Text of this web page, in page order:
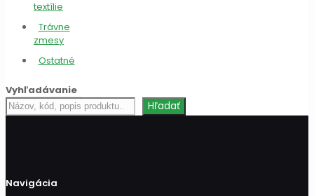
textílie
Trávne
zmesy
Ostatné
Vyhľadávanie
Hľadať
produkt
Hľadať
Navigácia